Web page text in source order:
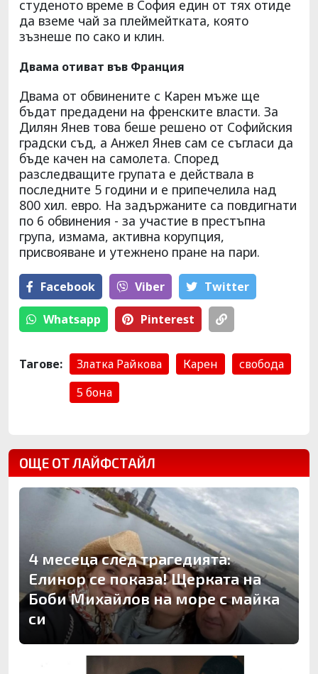
студеното време в София един от тях отиде
да вземе чай за плеймейтката, която
зъзнеше по сако и клин.
Двама отиват във Франция
Двама от обвинените с Карен мъже ще
бъдат предадени на френските власти. За
Дилян Янев това беше решено от Софийския
градски съд, а Анжел Янев сам се съгласи да
бъде качен на самолета. Според
разследващите групата е действала в
последните 5 години и е припечелила над
800 хил. евро. На задържаните са повдигнати
по 6 обвинения - за участие в престъпна
група, измама, активна корупция,
присвояване и утежнено пране на пари.
Facebook Viber Тwitter
Whatsapp Pinterest
Тагове: Златка Райкова Карен
свобода
5 бона
ОЩЕ ОТ ЛАЙФСТАЙЛ
4 месеца след трагедията:
Елинор се показа! Щерката на
Боби Михайлов на море с майка
си